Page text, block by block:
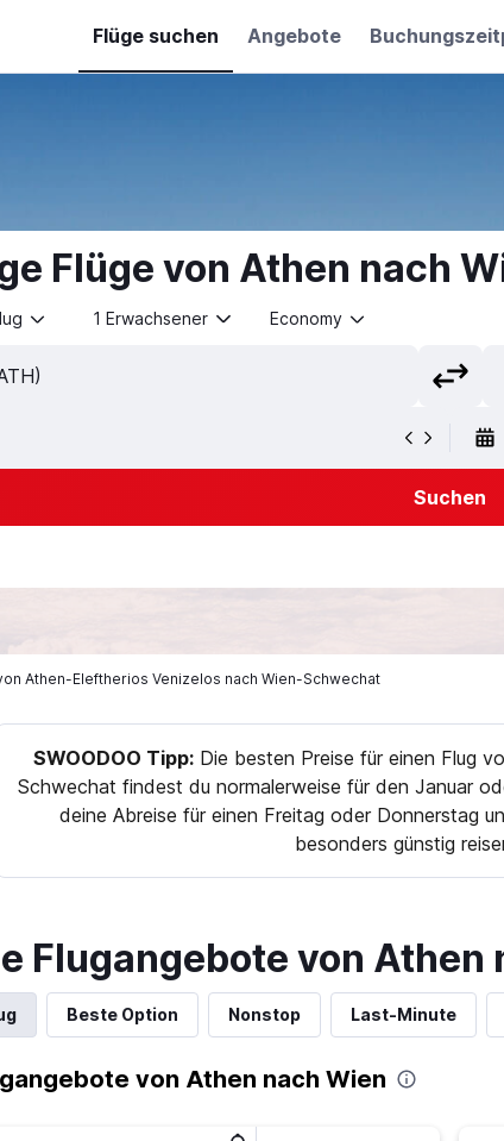
Flüge suchen Angebote
Flüge von Athen nach
1 Erwachsener Economy
Suchen
Athen-Eleftherios Venizelos nach Wien-Schwechat
SWOODOO Tipp:Die besten Preise für einen Flug
Schwechat findest du normalerweise für den Januar
deine Abreise für einen Freitag oder Donnerstag
besonders günstig
Flugangebote von Athen
Beste Option Nonstop Last-Minute
von Athen nach Wien